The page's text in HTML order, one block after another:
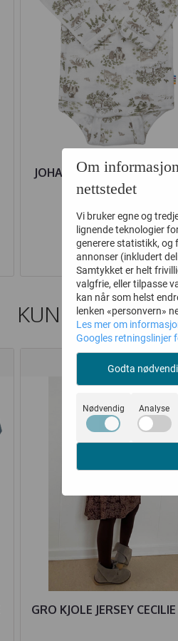
JOHA BODY ULL/SILKE
PARK OFF WHITE
349,-
209,-
Kjøp
KUNDER SOM
35%
GRO KJOLE JERSEY
Om
nettstedet
Vi bruker egne og
lignende teknologier
generere statistikk, og
annonser (inkludert
Samtykket er helt
valgfrie, eller tilpasse
kan når som helst
lenken «personvern»
Les mer om
Googles retningslinjer
Godta
Nødvendig Analyse